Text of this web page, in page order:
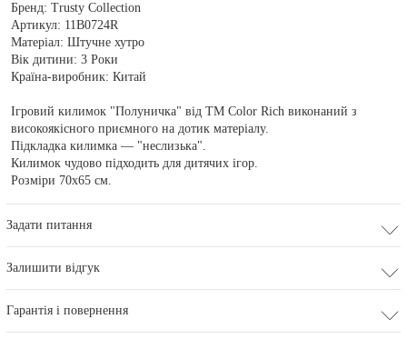
Бренд:Trusty Collection
Артикул: 11B0724R
Матеріал:Штучне хутро
Вік дитини:3 Роки
Країна-виробник:Китай
Ігровий килимок "Полуничка" від ТМ Color Rich виконаний з
високоякісного приємного на дотик матеріалу.
Підкладка килимка — "неслизька".
Килимок чудово підходить для дитячих ігор.
Розміри 70х65 см.
Задати питання
Залишити відгук
Гарантія і повернення